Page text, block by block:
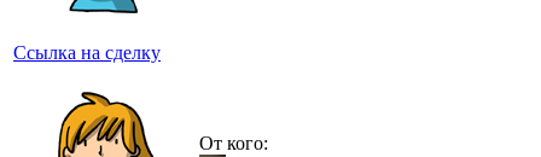
Ссылка на сделку
От кого: